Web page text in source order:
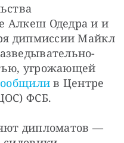
Алкеш Одедра и и
дипмиссии Майкл
угрожающей
в Центре
ФСБ.
дипломатов —